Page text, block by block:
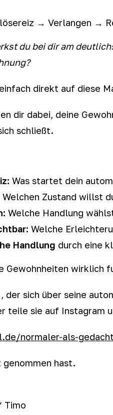
→ Verlangen →
du bei dir am
direkt auf diese
dir dabei, deine
schließt.
Was startet dein
Welchen Zustand willst
Welche Handlung
Welche
Handlung durch eine
Gewohnheiten wirklich
der sich über seine
teile sie auf Instagram
normaler-als-
genommen hast.
Timo